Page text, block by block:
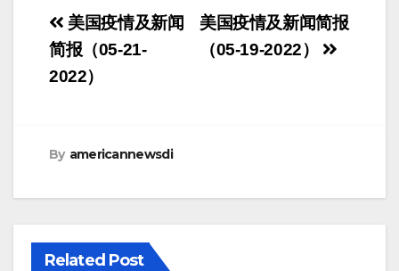
Post
navigation
美国疫情及新闻简报
（05-19-2022）
美国疫情及新闻
简报（05-21-
2022）
By americannewsdi
Related Post